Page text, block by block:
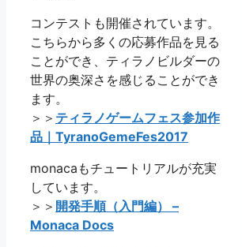
コンテストも開催されています。
こちらから多くの応募作品を見る
ことができ、ティラノビルダーの
世界の奥深さを感じることができ
ます。
＞＞ ティラノゲームフェス参加作
品｜TyranoGemeFes2017
monacaもチュートリアルが充実
しています。
＞＞ 開発手順（入門編） –
Monaca Docs